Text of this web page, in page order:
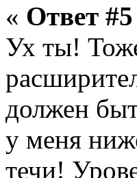
« Ответ
Ух ты!
должен
у меня
течи!